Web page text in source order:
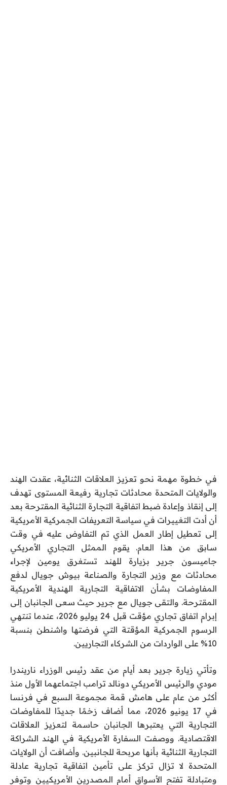
في خطوة مهمة نحو تعزيز العلاقات الثنائية، عقدت الهند
والولايات المتحدة محادثات تجارية رفيعة المستوى تهدف
إلى إنقاذ وإعادة ضبط اتفاقية التجارة الثنائية المقترحة بعد
أن أدت التغييرات في سياسة التعريفات الجمركية الأمريكية
إلى تعطيل إطار العمل الذي تم التفاوض عليه في وقت
سابق من هذا العام. يقوم الممثل التجاري الأمريكي
جاميسون جرير بزيارة للهند تستغرق يومين لإجراء
محادثات مع وزير التجارة والصناعة بيوش جويال لدفع
المفاوضات بشأن الاتفاقية التجارية الهندية الأمريكية
المقترحة. والتقى جويال مع جرير حيث سعى الجانبان إلى
إبرام اتفاق تجاري مؤقت قبل 24 يوليو 2026، عندما تنتهي
الرسوم الجمركية المؤقتة التي فرضتها واشنطن بنسبة
10% على الواردات من الشركاء التجاريين.
وتأتي زيارة جرير بعد أيام من عقد رئيس الوزراء ناريندرا
مودي والرئيس الأمريكي دونالد ترامب اجتماعهما الأول منذ
أكثر من عام على هامش قمة مجموعة السبع في فرنسا
في 17 يونيو 2026، مما أضاف زخمًا جديدًا للمفاوضات
التجارية التي يعتبرها الجانبان حاسمة لتعزيز العلاقات
الاقتصادية. ووصفت السفارة الأمريكية في الهند الشراكة
التجارية الثنائية بأنها مربحة للجانبين. وأضافت أن الولايات
المتحدة لا تزال تركز على تأمين اتفاقية تجارية عادلة
ومتبادلة تفتح الأسواق أمام المصدرين الأمريكيين وتوفر